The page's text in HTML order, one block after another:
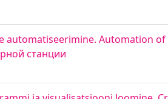
Automation
станции